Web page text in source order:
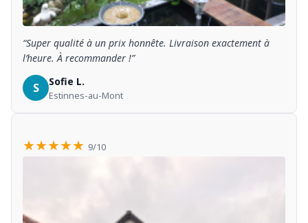
“Super qualité à un prix honnête. Livraison exactement à
l’heure. À recommander !”
S Sofie L.
Estinnes-au-Mont
★★★★★ 9/10